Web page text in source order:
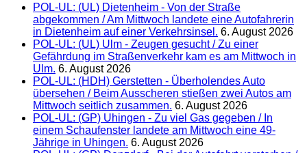
POL-UL: (UL) Dietenheim - Von der Straße
abgekommen / Am Mittwoch landete eine Autofahrerin
in Dietenheim auf einer Verkehrsinsel. 6. August 2026
POL-UL: (UL) Ulm - Zeugen gesucht / Zu einer
Gefährdung im Straßenverkehr kam es am Mittwoch in
Ulm. 6. August 2026
POL-UL: (HDH) Gerstetten - Überholendes Auto
übersehen / Beim Ausscheren stießen zwei Autos am
Mittwoch seitlich zusammen. 6. August 2026
POL-UL: (GP) Uhingen - Zu viel Gas gegeben / In
einem Schaufenster landete am Mittwoch eine 49-
Jährige in Uhingen. 6. August 2026